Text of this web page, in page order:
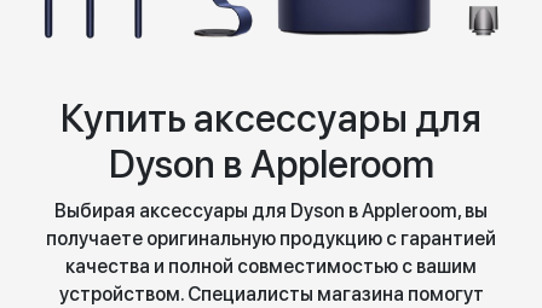
Купить аксессуары для
Dyson в Appleroom
Выбирая аксессуары для Dyson в Appleroom, вы
получаете оригинальную продукцию с гарантией
качества и полной совместимостью с вашим
устройством. Специалисты магазина помогут